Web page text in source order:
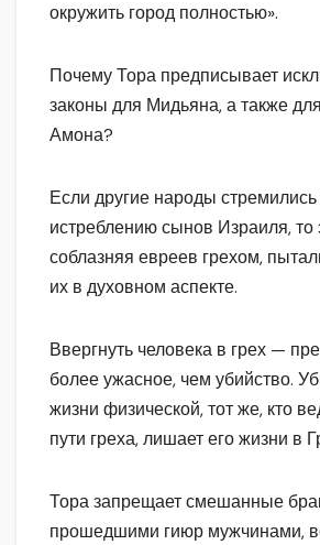
окружить город полностью».
Почему Тора предписывает
законы для Мидьяна, а также
Амона?
Если другие народы
истреблению сынов Израиля, то
соблазняя евреев грехом,
их в духовном аспекте.
Ввергнуть человека в грех —
более ужасное, чем убийство.
жизни физической, тот же, кто
пути греха, лишает его жизни в
Тора запрещает смешанные
прошедшими гиюр мужчинами,